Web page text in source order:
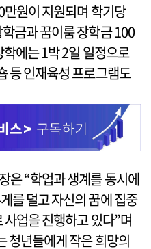
원이 지원되며 학기당
금과 꿈이룸 장학금 100
에는 1박 2일 일정으로
등 인재육성 프로그램도
은 “학업과 생계를 동시에
를 덜고 자신의 꿈에 집중
업을 진행하고 있다”며
청년들에게 작은 희망의